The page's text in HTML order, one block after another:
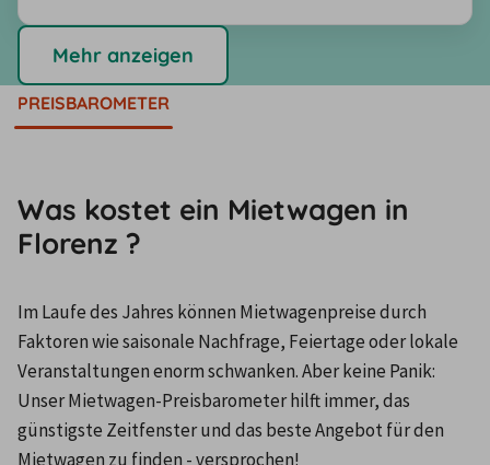
Mehr anzeigen
PREISBAROMETER
Was kostet ein Mietwagen in
Florenz ?
Im Laufe des Jahres können Mietwagenpreise durch
Faktoren wie saisonale Nachfrage, Feiertage oder lokale
Veranstaltungen enorm schwanken. Aber keine Panik:
Unser Mietwagen-Preisbarometer hilft immer, das
günstigste Zeitfenster und das beste Angebot für den
Mietwagen zu finden - versprochen!